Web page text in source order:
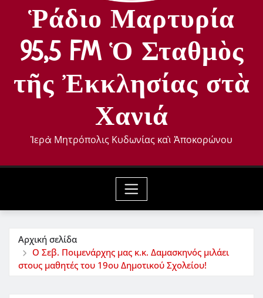
Ῥάδιο Μαρτυρία
95,5 FM Ὁ Σταθμὸς
τῆς Ἐκκλησίας στὰ
Χανιά
Ἱερὰ Μητρόπολις Κυδωνίας καὶ Ἀποκορώνου
Αρχική σελίδα
Ο Σεβ. Ποιμενάρχης μας κ.κ. Δαμασκηνός μιλάει
στους μαθητές του 19ου Δημοτικού Σχολείου!